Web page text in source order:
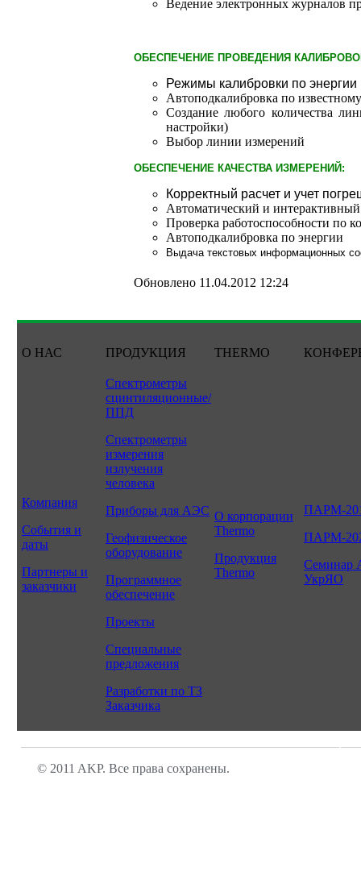
Ведение электронных журналов
ОБЕСПЕЧЕНИЕ ПРОВЕДЕНИЯ
Режимы калибровки по энергии
Автоподкалибровка по
Создание любого количества
настройки)
Выбор линии измерений
ОБЕСПЕЧЕНИЕ КАЧЕСТВА ИЗМЕРЕНИЙ:
Корректный расчет и учет
Автоматический и
Проверка работоспособности по
Автоподкалибровка по энергии
Выдача текстовых информационных
Обновлено 11.04.2012 12:24
О НАС ПРОДУКЦИЯ THERMO
Компания
События и
даты
Партнеры и
заказчики
Спектрометры
сцинтиляционные/
ППД
Спектрометры
измерения
излучения
человека
Приборы для АЭС
Геофизическое
оборудование
Программное
обеспечение
Проекты
Специальные
предложения
Разработки по ТЗ
Заказчика
О корпорации
Thermo
Продукция
Thermo
ПАРМ-
ПАРМ-
Семинар
УкрЯО
© 2011 AKP. Все права сохранены.